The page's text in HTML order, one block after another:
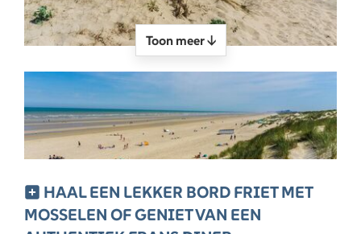
Toon meer ↓
HAAL EEN LEKKER BORD FRIET MET
MOSSELEN OF GENIET VAN EEN